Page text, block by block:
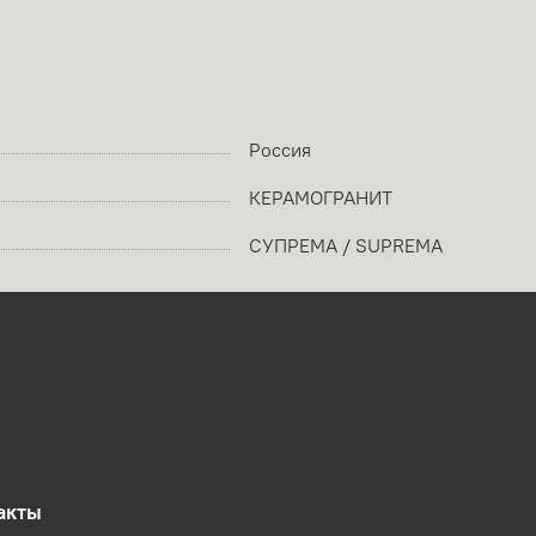
Россия
КЕРАМОГРАНИТ
СУПРЕМА / SUPREMA